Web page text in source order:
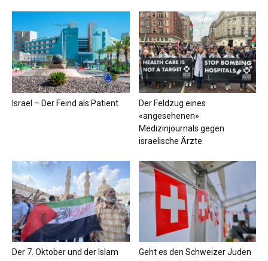
Israel – Der Feind als Patient
Der Feldzug eines
«angesehenen»
Medizinjournals gegen
israelische Ärzte
Der 7. Oktober und der Islam
Geht es den Schweizer Juden